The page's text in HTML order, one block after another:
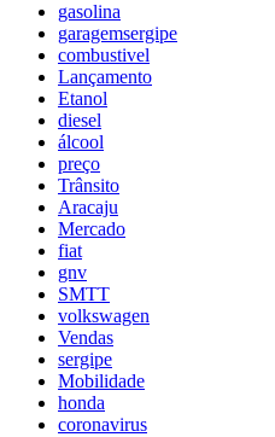
gasolina
garagemsergipe
combustivel
Lançamento
Etanol
diesel
álcool
preço
Trânsito
Aracaju
Mercado
fiat
gnv
SMTT
volkswagen
Vendas
sergipe
Mobilidade
honda
coronavirus